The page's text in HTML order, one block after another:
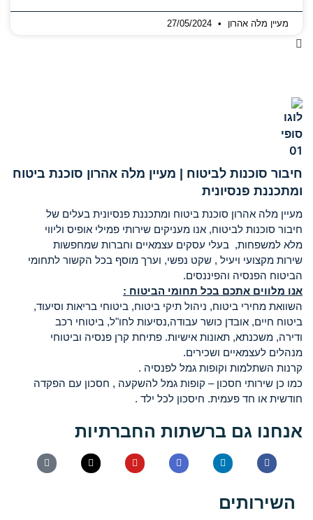
מעיין מלה אהרון
חיבור סוכנות לביטוח | מעיין מלה אהרון סוכנת ביטוח
ומתכננת פנסיונית
מעיין מלה אהרון סוכנת ביטוח ומתכננת פנסיונית בעלים של
חיבור סוכנות לביטוח, אנו מעניקים שירותי פמילי אופיס וליווי
מלא למשפחות, בעלי עסקים עצמאיים וחברות שמחפשות
שירות מקצועי ויעיל , שקט נפשי, וערך מוסף בכל הקשור לתחומי
הביטוח הפנסיה והפיננסים.
אנו מלווים אתכם בכל תחומי הביטוח :
השוואת מחירי ביטוח, ניהול תיקי ביטוח, ביטוחי בריאות וסיעוד,
ביטוח חיים, אובדן כושר עבודה,נסיעות לחו"ל, ביטוחי רכב
ודירה, משכנתא, תאונות אישיות. פתיחת קרן פנסיה וביטוחי
מנהלים לעצמאיים ושכירים.
קרנות השתלמות וקופות גמל לפנסיה .
כמו כן שירותי חסכון – קופות גמל להשקעה , חסכון עם הפקדה
חודשית או חד פעמית. חיסכון לכל ילד .
אנחנו גם ברשתות החברתיות
השירותים